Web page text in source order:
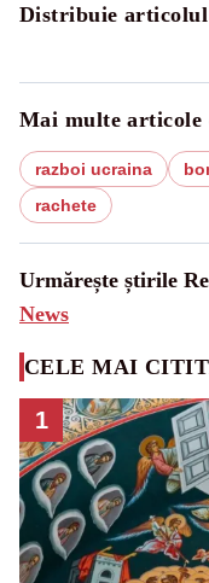
Distribuie articolul
Mai multe articole
razboi ucraina
rachete
Urmărește știrile
News
CELE MAI
1